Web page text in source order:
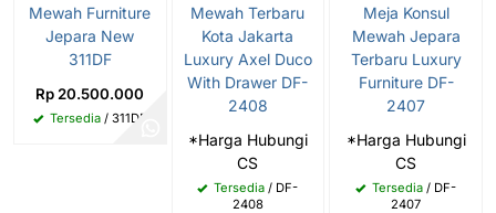
Mewah Furniture
Jepara New
311DF
Rp 20.500.000
Tersedia/ 311DF
Mewah Terbaru
Kota Jakarta
Luxury Axel Duco
With Drawer DF-
2408
*Harga Hubungi
CS
Tersedia / DF-
2408
Meja Konsul
Mewah Jepara
Terbaru Luxury
Furniture DF-
2407
*Harga Hubungi
CS
Tersedia / DF-
2407